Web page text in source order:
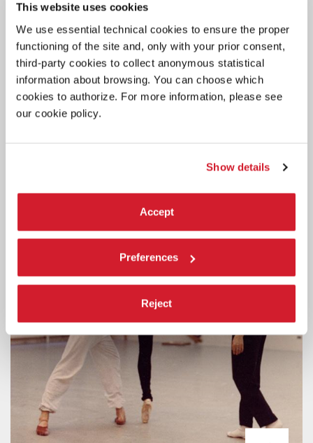
This website uses cookies
We use essential technical cookies to ensure the proper
functioning of the site and, only with your prior consent,
third-party cookies to collect anonymous statistical
information about browsing. You can choose which
cookies to authorize. For more information, please see
our cookie policy.
Show details
Accept
Preferences
Reject
DANZA
31 LUGLIO 2026
17.000 PRESENZE ALLA BIENNALE
DANZA 2026